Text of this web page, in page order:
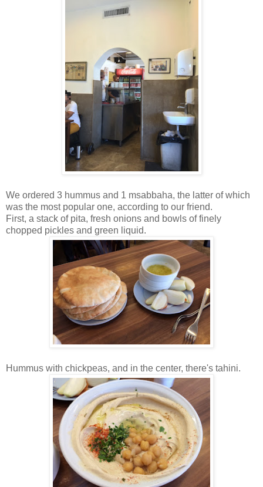
We ordered 3 hummus and 1 msabbaha, the latter of which
was the most popular one, according to our friend.
First, a stack of pita, fresh onions and bowls of finely
chopped pickles and green liquid.
Hummus with chickpeas, and in the center, there's tahini.